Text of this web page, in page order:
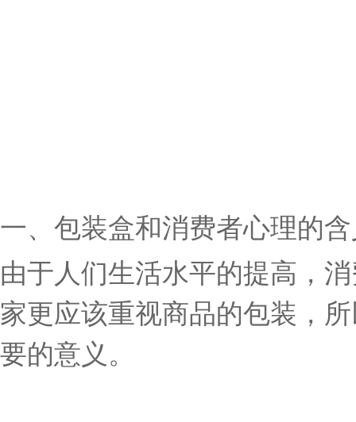
一、包装盒和消费者心理的
由于人们生活水平的提高，
家更应该重视商品的包装，
要的意义。